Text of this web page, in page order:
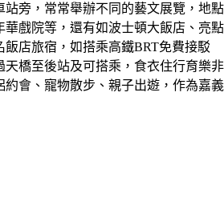
站旁，常常舉辦不同的藝文展覽，地點
華戲院等，還有如波士頓大飯店、亮點
店旅宿，如搭乘高鐵BRT免費接駁
天橋至後站及可搭乘，食衣住行育樂非
約會、寵物散步、親子出遊，作為嘉義